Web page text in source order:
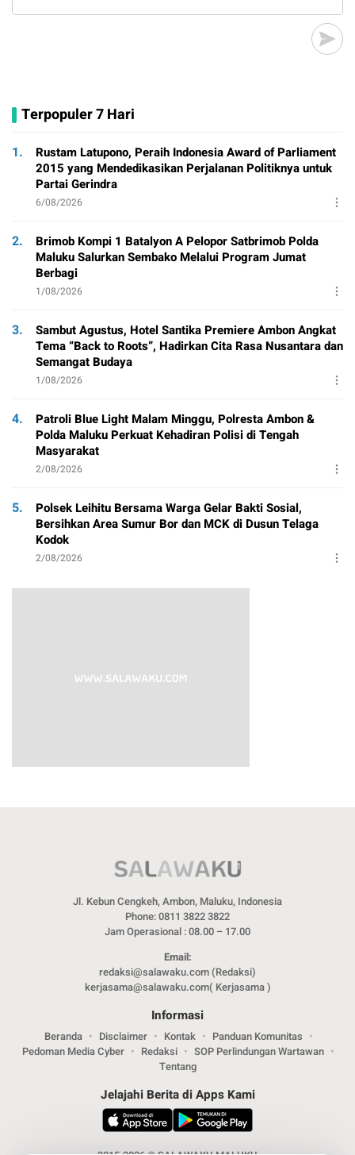
Terpopuler 7 Hari
1.
Rustam Latupono, Peraih Indonesia Award of Parliament
2015 yang Mendedikasikan Perjalanan Politiknya untuk
Partai Gerindra
6/08/2026
2.
Brimob Kompi 1 Batalyon A Pelopor Satbrimob Polda
Maluku Salurkan Sembako Melalui Program Jumat
Berbagi
1/08/2026
3.
Sambut Agustus, Hotel Santika Premiere Ambon Angkat
Tema “Back to Roots”, Hadirkan Cita Rasa Nusantara dan
Semangat Budaya
1/08/2026
4.
Patroli Blue Light Malam Minggu, Polresta Ambon &
Polda Maluku Perkuat Kehadiran Polisi di Tengah
Masyarakat
2/08/2026
5.
Polsek Leihitu Bersama Warga Gelar Bakti Sosial,
Bersihkan Area Sumur Bor dan MCK di Dusun Telaga
Kodok
2/08/2026
Jl. Kebun Cengkeh, Ambon, Maluku, Indonesia
Phone: 0811 3822 3822
Jam Operasional : 08.00 – 17.00
Email:
redaksi@salawaku.com (Redaksi)
kerjasama@salawaku.com( Kerjasama )
Informasi
Beranda Disclaimer Kontak
Panduan Komunitas
Pedoman Media Cyber
Redaksi
SOP Perlindungan Wartawan
Tentang
Jelajahi Berita di Apps Kami